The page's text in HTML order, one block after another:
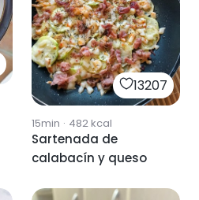
13207
15min · 482kcal
Sartenada de
calabacín y queso